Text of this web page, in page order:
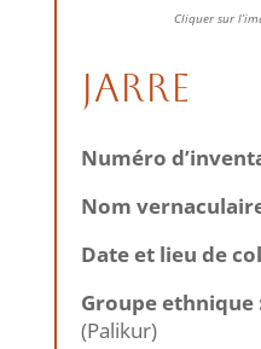
Cliquer sur
Jarre
Numéro
Nom
Date et lieu de
Groupe ethnique
(Palikur)